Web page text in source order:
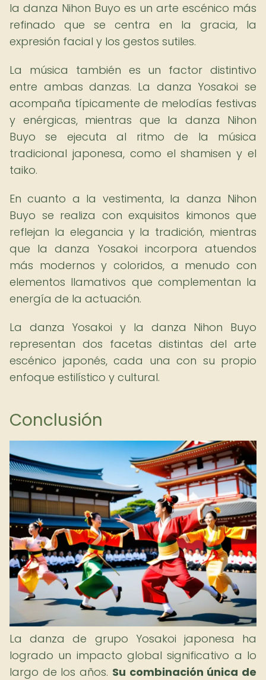
la danza Nihon Buyo es un arte escénico más
refinado que se centra en la gracia, la
expresión facial y los gestos sutiles.
La música también es un factor distintivo
entre ambas danzas. La danza Yosakoi se
acompaña típicamente de melodías festivas
y enérgicas, mientras que la danza Nihon
Buyo se ejecuta al ritmo de la música
tradicional japonesa, como el shamisen y el
taiko.
En cuanto a la vestimenta, la danza Nihon
Buyo se realiza con exquisitos kimonos que
reflejan la elegancia y la tradición, mientras
que la danza Yosakoi incorpora atuendos
más modernos y coloridos, a menudo con
elementos llamativos que complementan la
energía de la actuación.
La danza Yosakoi y la danza Nihon Buyo
representan dos facetas distintas del arte
escénico japonés, cada una con su propio
enfoque estilístico y cultural.
Conclusión
La danza de grupo Yosakoi japonesa ha
logrado un impacto global significativo a lo
largo de los años. Su combinación única de